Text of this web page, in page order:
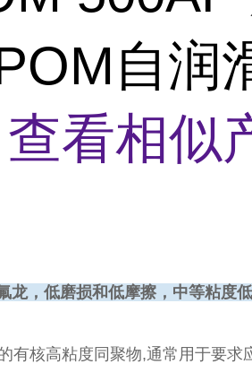
自润
查看相似
龙，低磨损和低摩擦，中等粘度
有核高粘度同聚物,通常用于要求